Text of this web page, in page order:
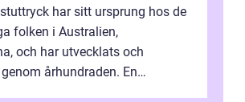
har sitt ursprung hos de
folken i Australien,
och har utvecklats och
århundraden. En